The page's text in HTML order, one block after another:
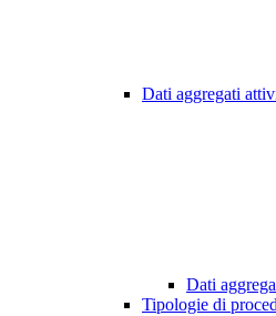
Dati aggregati
Dati
Tipologie di